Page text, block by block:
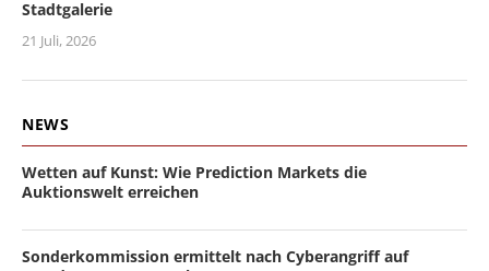
Stadtgalerie
21 Juli, 2026
NEWS
Wetten auf Kunst: Wie Prediction Markets die
Auktionswelt erreichen
Sonderkommission ermittelt nach Cyberangriff auf